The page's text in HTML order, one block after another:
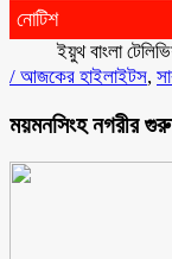
নোটিশ
ইয়ুথ বাংলা টেলিভিশন
/ আজকের হাইলাইটস,
ময়মনসিংহ নগরীর